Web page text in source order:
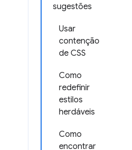
sugestões
Usar
contenção
de CSS
Como
redefinir
estilos
herdáveis
Como
encontrar